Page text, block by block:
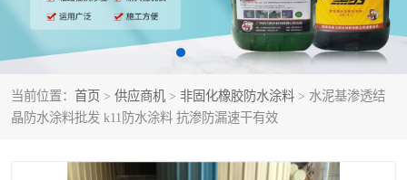
当前位置： 首页 > 供应商机 > 非固化橡胶防水涂料 > 水泥基渗透结
晶防水涂料批发 k11防水涂料 抗渗防漏速干有效
乳化沥青防水涂料 自粘卷材
非固化橡胶防水涂料